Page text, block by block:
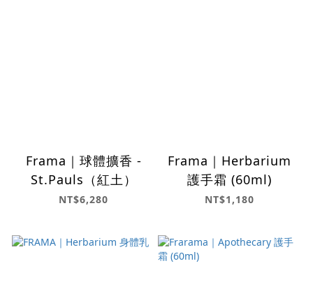
Frama｜球體擴香 -
St.Pauls（紅土）
NT$6,280
Frama｜Herbarium
護手霜 (60ml)
NT$1,180